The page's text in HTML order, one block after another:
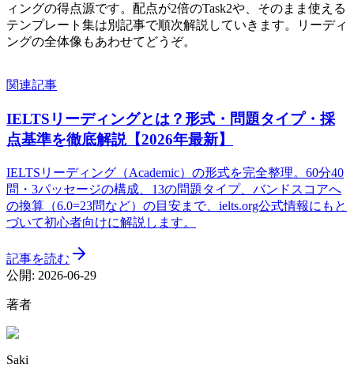
ィングの得点源です。配点が2倍のTask2や、そのまま使える
テンプレート集は別記事で順次解説していきます。リーディ
ングの全体像もあわせてどうぞ。
関連記事
IELTSリーディングとは？形式・問題タイプ・採
点基準を徹底解説【2026年最新】
IELTSリーディング（Academic）の形式を完全整理。60分40
問・3パッセージの構成、13の問題タイプ、バンドスコアへ
の換算（6.0=23問など）の目安まで、ielts.org公式情報にもと
づいて初心者向けに解説します。
記事を読む
公開: 2026-06-29
著者
Saki